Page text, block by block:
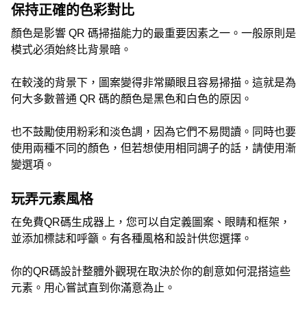
保持正確的色彩對比
顏色是影響 QR 碼掃描能力的最重要因素之一。一般原則是
模式必須始終比背景暗。
在較淺的背景下，圖案變得非常顯眼且容易掃描。這就是為
何大多數普通 QR 碼的顏色是黑色和白色的原因。
也不鼓勵使用粉彩和淡色調，因為它們不易閱讀。同時也要
使用兩種不同的顏色，但若想使用相同調子的話，請使用漸
變選項。
玩弄元素風格
在免費QR碼生成器上，您可以自定義圖案、眼睛和框架，
並添加標誌和呼籲。有各種風格和設計供您選擇。
你的QR碼設計整體外觀現在取決於你的創意如何混搭這些
元素。用心嘗試直到你滿意為止。